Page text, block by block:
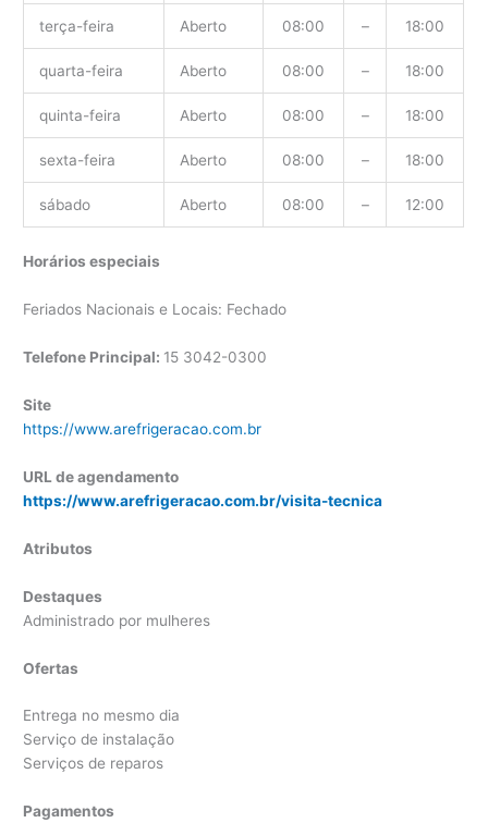
terça-feira Aberto 08:00 – 18:00
quarta-feira Aberto 08:00 – 18:00
quinta-feira Aberto 08:00 – 18:00
sexta-feira Aberto 08:00 – 18:00
sábado Aberto 08:00 – 12:00
Horários especiais
Feriados Nacionais e Locais: Fechado
Telefone Principal: 15 3042-0300
Site
https://www.arefrigeracao.com.br
URL de agendamento
https://www.arefrigeracao.com.br/visita-tecnica
Atributos
Destaques
Administrado por mulheres
Ofertas
Entrega no mesmo dia
Serviço de instalação
Serviços de reparos
Pagamentos